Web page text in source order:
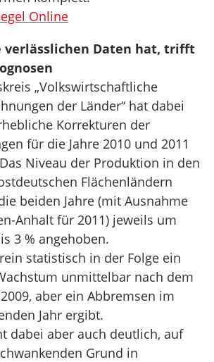
Online
verlässlichen Daten hat, trifft
„Volkswirtschaftliche
der Länder“ hat dabei
Korrekturen der
für die Jahre 2010 und 2011
Niveau der Produktion in den
Flächenländern
beiden Jahre (mit Ausnahme
Anhalt für 2011) jeweils um
3 % angehoben.
statistisch in der Folge ein
unmittelbar nach dem
aber ein Abbremsen im
Jahr ergibt.
dabei aber auch deutlich, auf
Grund in